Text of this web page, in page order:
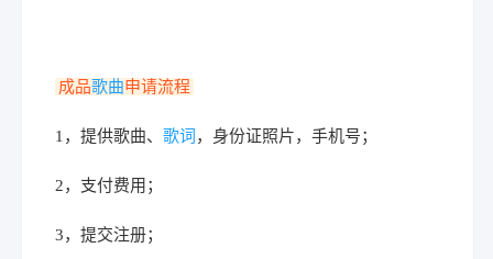
成品歌曲申请流程
1，提供歌曲、 歌词 ，身份证照片，手机号；
2，支付费用；
3，提交注册；